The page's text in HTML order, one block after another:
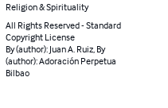
Religion & Spirituality
All Rights Reserved - Standard
Copyright License
By (author): Juan A. Ruiz, By
(author): Adoración Perpetua
Bilbao